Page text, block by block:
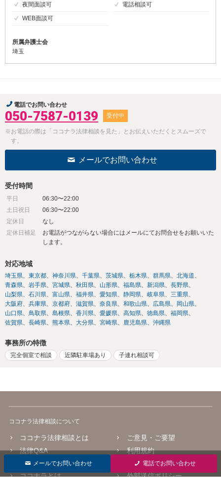
夜間面談可
電話相談可
WEB面談可
所属弁護士会
埼玉
電話でお問い合わせ
050-7587-0139 受付中
※お電話の際は「ココナラ法律相談を見た」とお伝えいただくとスムーズで
す。
メールでお問い合わせ
受付時間
平日
06:30〜22:00
土日祝日
06:30〜22:00
定休日
なし
定休日補足
お電話がつながらない場合にはメールにてお問合せをお願いいた
します。
対応地域
埼玉県 東京都 神奈川県 千葉県 茨城県 栃木県 群馬県
北海道
青森県
岩手県 宮城県 秋田県 山形県 福島県 新潟県
長野県
山梨県
石川県 富山県 福井県 愛知県 静岡県 岐阜県
三重県
大阪府
兵庫県 京都府 滋賀県 奈良県 和歌山県 広島県
岡山県
山口県
鳥取県 島根県 香川県 愛媛県 高知県 徳島県
福岡県
佐賀県
長崎県 熊本県 大分県 宮崎県 鹿児島県 沖縄県
事務所の特徴
完全個室で相談 近隣駐車場あり 子連れ相談可
メールでお問い合わせ 電話でお問い合わせ
ココナラ法律相談について
ココナラ法律相談とは
法律Q&A
法律相談コラム
ココナラとは
ご意見・ご要望
利用規約
プライバシーポリシー
外部送信ポリシー